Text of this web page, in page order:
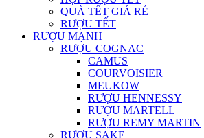
QUÀ TẾT GIÁ RẺ
RƯỢU TẾT
RƯỢU MẠNH
RƯỢU COGNAC
CAMUS
COURVOISIER
MEUKOW
RƯỢU HENNESSY
RƯỢU MARTELL
RƯỢU REMY MARTIN
RƯỢU SAKE